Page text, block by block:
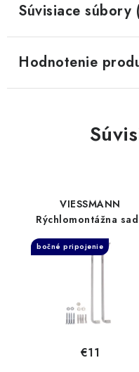
Súvisiace súbory
Hodnotenie
VIESSMANN
Rýchlomontážna
Typ K600, 7572549
bočné pripojenie
€11